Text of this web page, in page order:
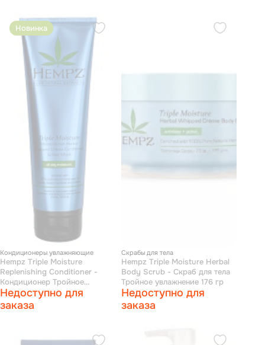
Новинка
Кондиционеры увлажняющие
Hempz Triple Moisture
Replenishing Conditioner -
Кондиционер Тройное
увлажнение 265 мл
Недоступно для
заказа
Скрабы для тела
Hempz Triple Moisture Herbal
Body Scrub - Скраб для тела
Тройное увлажнение 176 гр
Недоступно для
заказа